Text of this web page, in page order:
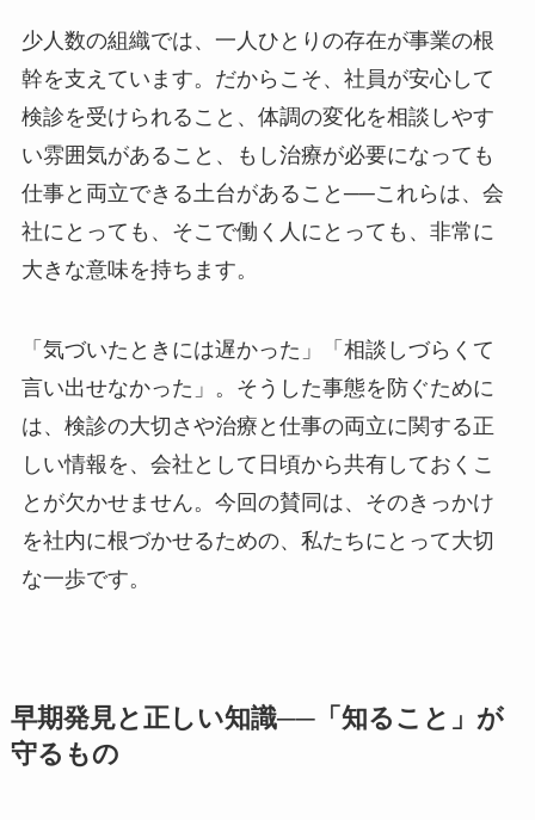
少人数の組織では、一人ひとりの存在が事業の根
幹を支えています。だからこそ、社員が安心して
検診を受けられること、体調の変化を相談しやす
い雰囲気があること、もし治療が必要になっても
仕事と両立できる土台があること──これらは、会
社にとっても、そこで働く人にとっても、非常に
大きな意味を持ちます。
「気づいたときには遅かった」「相談しづらくて
言い出せなかった」。そうした事態を防ぐために
は、検診の大切さや治療と仕事の両立に関する正
しい情報を、会社として日頃から共有しておくこ
とが欠かせません。今回の賛同は、そのきっかけ
を社内に根づかせるための、私たちにとって大切
な一歩です。
早期発見と正しい知識──「知ること」が
守るもの